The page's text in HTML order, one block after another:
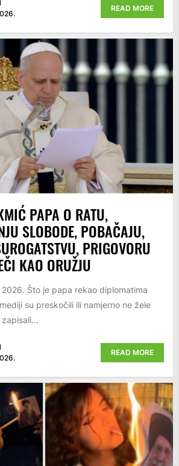
READ MORE
PAPA O RATU,
SLOBODE, POBAČAJU,
PRIGOVORU
KAO ORUŽJU
Što je papa rekao diplomatima
su preskočili ili namjerno ne žele
READ MORE